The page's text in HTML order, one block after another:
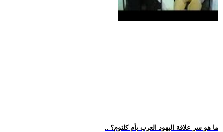
.. ما هو سر علاقة اليهود العرب بأم كلثوم؟